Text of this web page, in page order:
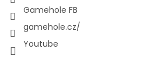
Gamehole FB
gamehole.cz/
Youtube